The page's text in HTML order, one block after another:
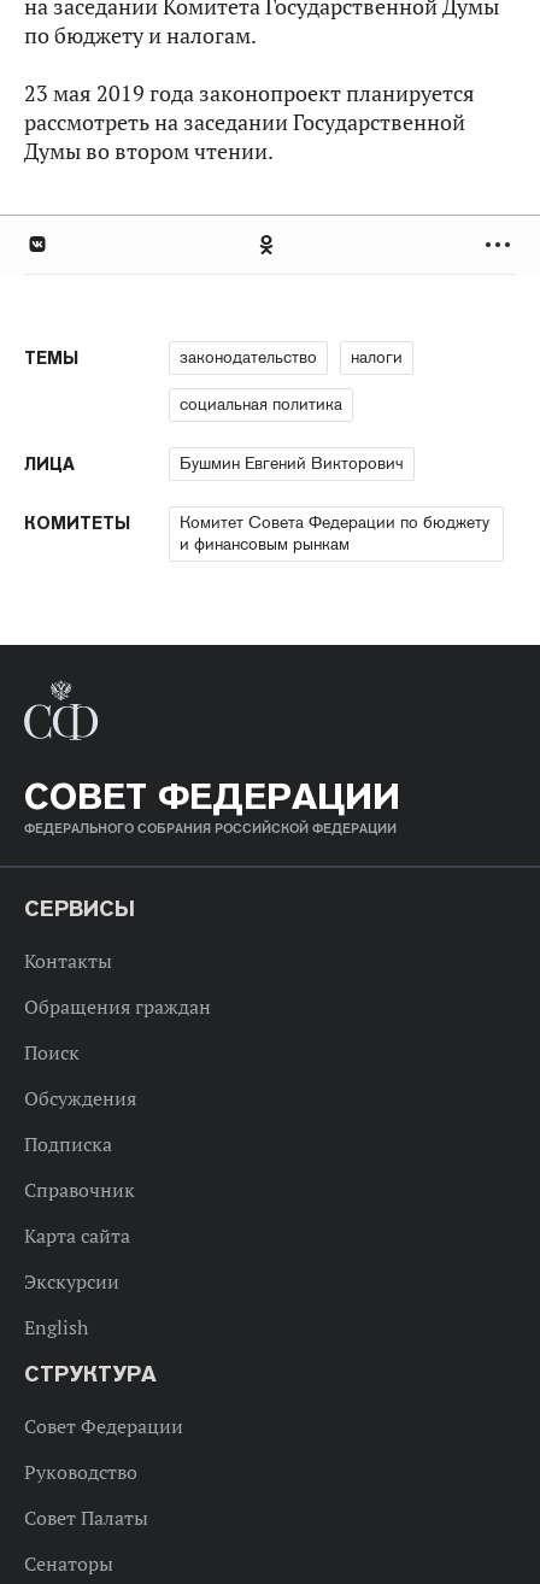
на заседании Комитета Государственной Думы
по бюджету и налогам.
23 мая 2019 года законопроект планируется
рассмотреть на заседании Государственной
Думы во втором чтении.
ТЕМЫ законодательство налоги
социальная политика
ЛИЦА Бушмин Евгений Викторович
КОМИТЕТЫ
Комитет Совета Федерации по бюджету
и финансовым рынкам
СОВЕТ ФЕДЕРАЦИИ
ФЕДЕРАЛЬНОГО СОБРАНИЯ РОССИЙСКОЙ ФЕДЕРАЦИИ
СЕРВИСЫ
Контакты
Обращения граждан
Поиск
Обсуждения
Подписка
Справочник
Карта сайта
Экскурсии
English
СТРУКТУРА
Совет Федерации
Руководство
Совет Палаты
Сенаторы